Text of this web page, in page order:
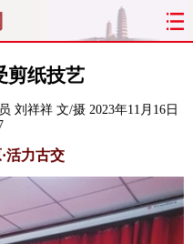
太原
文明 出行
综合
政务 教育
剪纸技艺
刘祥祥 文/摄 2023年11月16日
活力古交